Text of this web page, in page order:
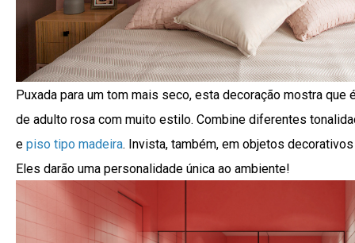
Puxada para um tom mais seco, esta decoração mostra que
de adulto rosa com muito estilo. Combine diferentes
e piso tipo madeira. Invista, também, em objetos
Eles darão uma personalidade única ao ambiente!